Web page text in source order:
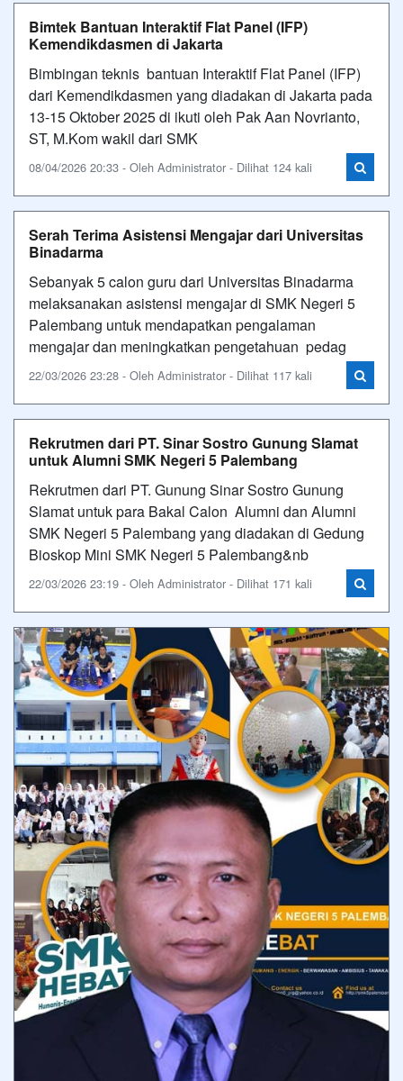
Bimtek Bantuan Interaktif Flat Panel (IFP)
Kemendikdasmen di Jakarta
Bimbingan teknis bantuan Interaktif Flat Panel (IFP)
dari Kemendikdasmen yang diadakan di Jakarta pada
13-15 Oktober 2025 di ikuti oleh Pak Aan Novrianto,
ST, M.Kom wakil dari SMK
08/04/2026 20:33 - Oleh Administrator - Dilihat 124 kali
Serah Terima Asistensi Mengajar dari Universitas
Binadarma
Sebanyak 5 calon guru dari Universitas Binadarma
melaksanakan asistensi mengajar di SMK Negeri 5
Palembang untuk mendapatkan pengalaman
mengajar dan meningkatkan pengetahuan pedag
22/03/2026 23:28 - Oleh Administrator - Dilihat 117 kali
Rekrutmen dari PT. Sinar Sostro Gunung Slamat
untuk Alumni SMK Negeri 5 Palembang
Rekrutmen dari PT. Gunung Sinar Sostro Gunung
Slamat untuk para Bakal Calon Alumni dan Alumni
SMK Negeri 5 Palembang yang diadakan di Gedung
Bioskop Mini SMK Negeri 5 Palembang&nb
22/03/2026 23:19 - Oleh Administrator - Dilihat 171 kali